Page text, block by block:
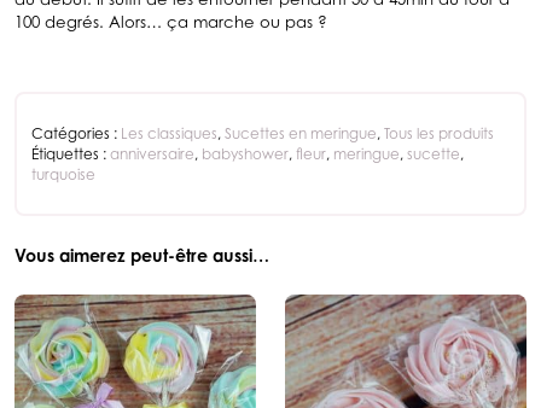
100 degrés. Alors… ça marche ou pas ?
Catégories : Les classiques, Sucettes en meringue, Tous les produits
Étiquettes : anniversaire, babyshower, fleur, meringue, sucette,
turquoise
Vous aimerez peut-être aussi…